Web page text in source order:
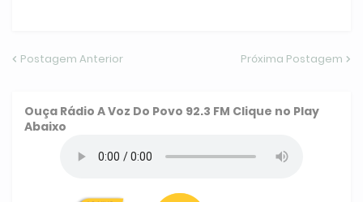
Postagem Anterior Próxima Postagem
Ouça Rádio A Voz Do Povo 92.3 FM Clique no Play
Abaixo